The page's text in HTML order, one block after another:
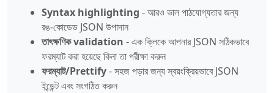
Syntax highlighting - আরও ভাল পাঠযোগ্যতার জন্য
রঙ-কোডেড JSON উপাদান
তাৎক্ষণিক validation - এক ক্লিকে আপনার JSON সঠিকভাবে
ফরম্যাট করা হয়েছে কিনা তা পরীক্ষা করুন
ফরম্যাট/Prettify- সহজ পড়ার জন্য স্বয়ংক্রিয়ভাবে JSON
ইন্ডেন্ট এবং সংগঠিত করুন